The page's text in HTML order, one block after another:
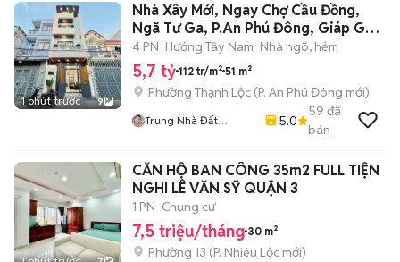
1 phút trước 9
Nhà Xây Mới, Ngay Chợ Cầu Đồng,
Ngã Tư Ga, P.An Phú Đông, Giáp Gò
Vấp
4 PN Hướng Tây Nam Nhà ngõ, hẻm
5,7 tỷ 112 tr/m² 51 m²
Phường Thạnh Lộc (P. An Phú Đông mới)
Trung Nhà Đất
5.0
59 đã
bán
CĂN HỘ BAN CÔNG 35m2 FULL TIỆN
NGHI LÊ VĂN SỸ QUẬN 3
1 PN Chung cư
7,5 triệu/tháng 30 m²
Phường 13 (P. Nhiêu Lộc mới)